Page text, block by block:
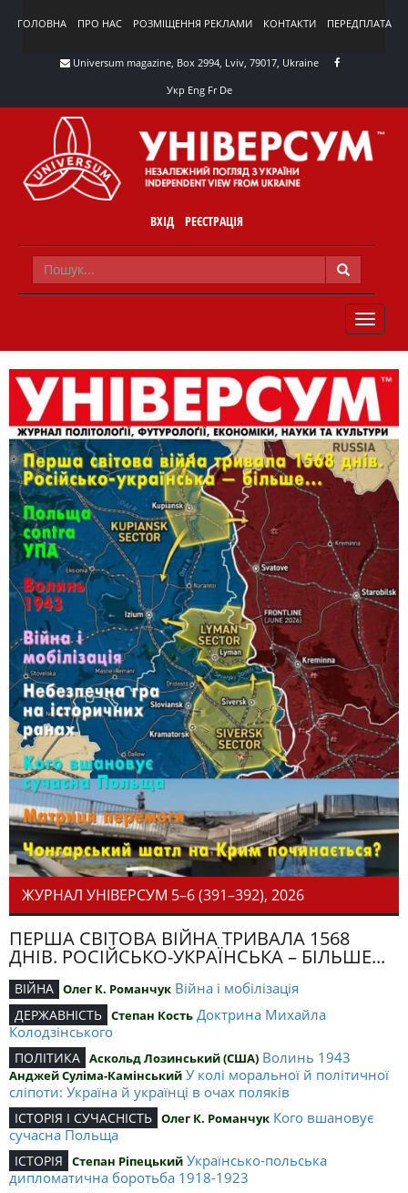
ГОЛОВНА ПРО НАС РОЗМІЩЕННЯ РЕКЛАМИ КОНТАКТИ ПЕРЕДПЛАТА
Universum magazine, Box 2994, Lviv, 79017, Ukraine
Укр Eng Fr De
ВХІД РЕЄСТРАЦІЯ
TOGGLE
ЖУРНАЛ УНІВЕРСУМ 5–6 (391–392), 2026
ПЕРША СВІТОВА ВІЙНА ТРИВАЛА 1568
ДНІВ. РОСІЙСЬКО-УКРАЇНСЬКА – БІЛЬШЕ...
ВІЙНА Олег К. Романчук Війна і мобілізація
ДЕРЖАВНІСТЬ Степан Кость Доктрина Михайла
Колодзінського
ПОЛІТИКА Аскольд Лозинський (США) Волинь 1943
Анджей Суліма-Камінський У колі моральної й політичної
сліпоти: Україна й українці в очах поляків
ІСТОРІЯ І СУЧАСНІСТЬ Олег К. Романчук Кого вшановує
сучасна Польща
ІСТОРІЯ Степан Ріпецький Українсько-польська
дипломатична боротьба 1918-1923